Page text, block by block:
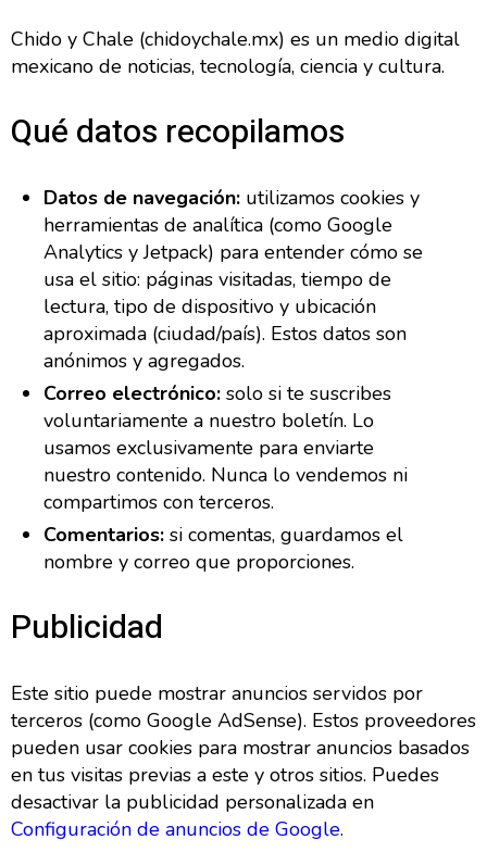
Chido y Chale (chidoychale.mx) es un medio digital
mexicano de noticias, tecnología, ciencia y cultura.
Qué datos recopilamos
Datos de navegación: utilizamos cookies y
herramientas de analítica (como Google
Analytics y Jetpack) para entender cómo se
usa el sitio: páginas visitadas, tiempo de
lectura, tipo de dispositivo y ubicación
aproximada (ciudad/país). Estos datos son
anónimos y agregados.
Correo electrónico: solo si te suscribes
voluntariamente a nuestro boletín. Lo
usamos exclusivamente para enviarte
nuestro contenido. Nunca lo vendemos ni
compartimos con terceros.
Comentarios: si comentas, guardamos el
nombre y correo que proporciones.
Publicidad
Este sitio puede mostrar anuncios servidos por
terceros (como Google AdSense). Estos proveedores
pueden usar cookies para mostrar anuncios basados
en tus visitas previas a este y otros sitios. Puedes
desactivar la publicidad personalizada en
Configuración de anuncios de Google.